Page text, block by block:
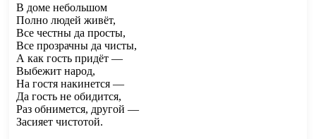
В доме небольшом
Полно людей живёт,
Все честны да просты,
Все прозрачны да чисты,
А как гость придёт —
Выбежит народ,
На гостя накинется —
Да гость не обидится,
Раз обнимется, другой —
Засияет чистотой.